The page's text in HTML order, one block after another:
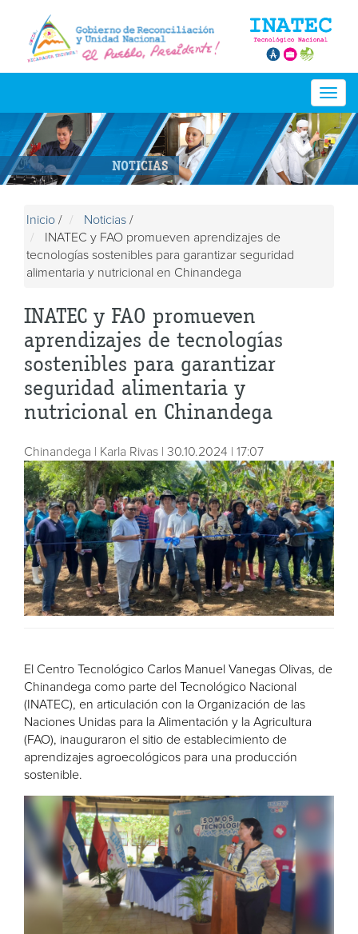
NOTICIAS
Inicio / Noticias /
INATEC y FAO promueven aprendizajes de
tecnologías sostenibles para garantizar seguridad
alimentaria y nutricional en Chinandega
INATEC y FAO promueven
aprendizajes de tecnologías
sostenibles para garantizar
seguridad alimentaria y
nutricional en Chinandega
Chinandega | Karla Rivas | 30.10.2024 | 17:07
El Centro Tecnológico Carlos Manuel Vanegas Olivas, de
Chinandega como parte del Tecnológico Nacional
(INATEC), en articulación con la Organización de las
Naciones Unidas para la Alimentación y la Agricultura
(FAO), inauguraron el sitio de establecimiento de
aprendizajes agroecológicos para una producción
sostenible.